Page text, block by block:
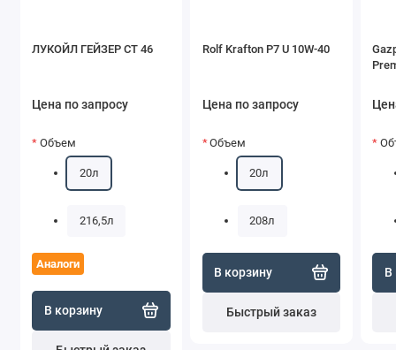
ЛУКОЙЛ ГЕЙЗЕР СТ 46
Цена по запросу
Аналоги
Объем
20л
216,5л
В корзину
Rolf Krafton P7 U 10W-40
Цена по запросу
Объем
20л
208л
В корзину
Быстрый заказ
В